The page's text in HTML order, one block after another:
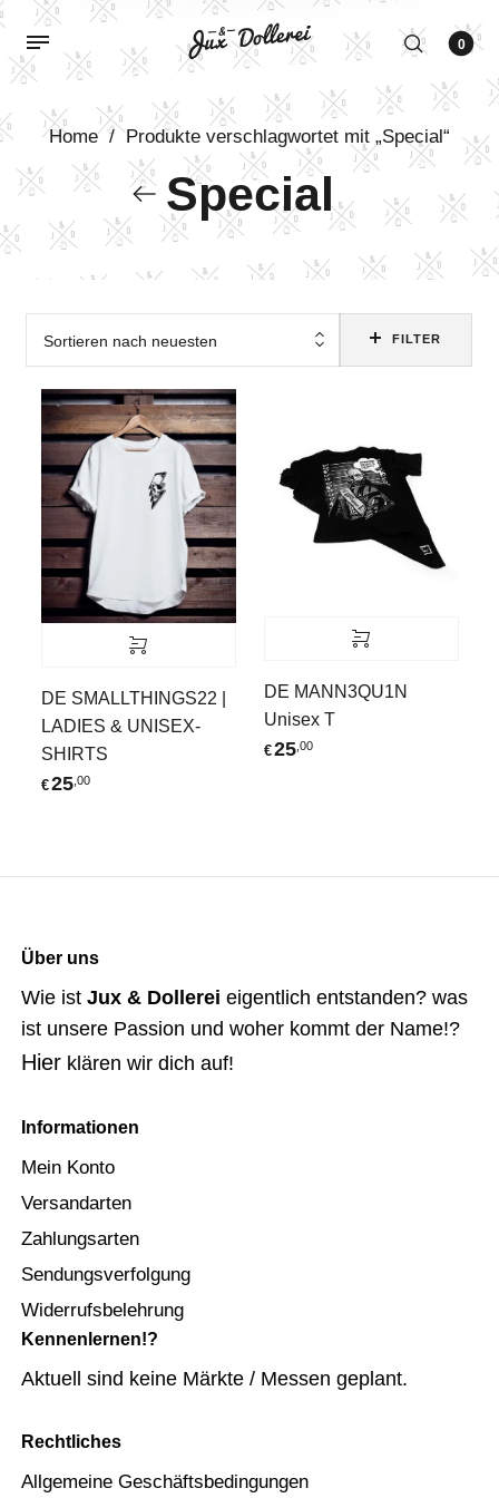
0
Home / Produkte verschlagwortet mit „Special“
Special
Sortieren nach neuesten FILTER
DE SMALLTHINGS22 |
LADIES & UNISEX-
SHIRTS
€25 ,00
DE MANN3QU1N
Unisex T
€25 ,00
Über uns
Wie ist Jux & Dollerei eigentlich entstanden? was
ist unsere Passion und woher kommt der Name!?
Hier klären wir dich auf!
Informationen
Mein Konto
Versandarten
Zahlungsarten
Sendungsverfolgung
Widerrufsbelehrung
Kennenlernen!?
Aktuell sind keine Märkte / Messen geplant.
Rechtliches
Allgemeine Geschäftsbedingungen